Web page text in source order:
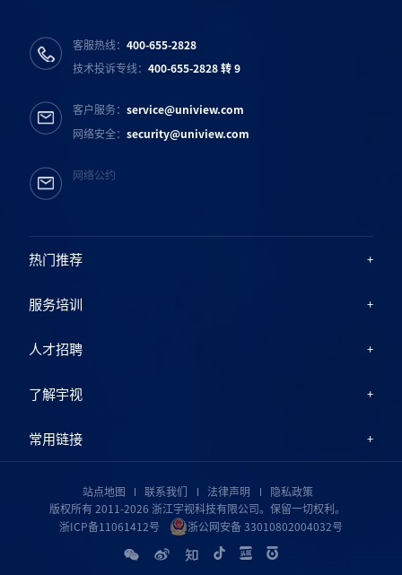
热门推荐
服务培训
人才招聘
了解宇视
常用链接
客服热线：400-655-2828
技术投诉专线：400-655-2828 转 9
客户服务：service@uniview.com
网络安全：security@uniview.com
网络公约
站点地图 联系我们 法律声明
隐私政策
版权所有 2011-2026 浙江宇视科技有限公司。保留一切权利。
浙ICP备11061412号
浙公网安备 33010802004032号